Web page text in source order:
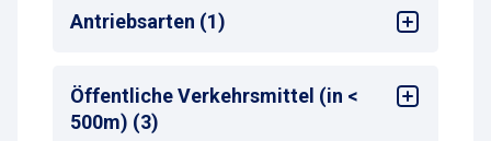
Mehrsprachige Bedienung am
Zahlautomaten
Antriebsarten (1)
Alle
Öffentliche Verkehrsmittel (in <
500m) (3)